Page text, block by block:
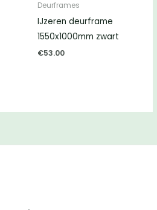
Deurframes
IJzeren deurframe
1550x1000mm zwart
€53.00